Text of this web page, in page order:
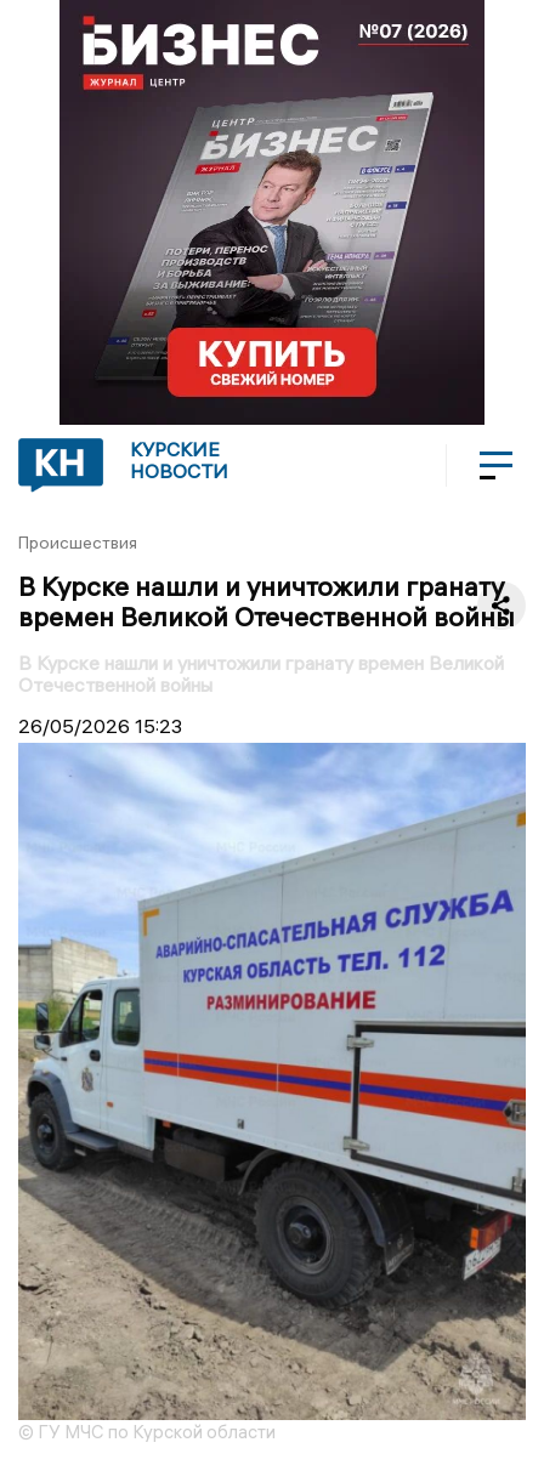
КУРСКИЕ
НОВОСТИ
Происшествия
В Курске нашли и уничтожили гранату
времен Великой Отечественной войны
В Курске нашли и уничтожили гранату времен Великой
Отечественной войны
26/05/2026 15:23
© ГУ МЧС по Курской области